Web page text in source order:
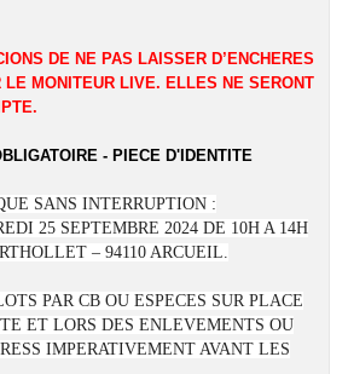
DE NE PAS LAISSER D’ENCHERES
LE MONITEUR LIVE. ELLES NE SERONT
- PIECE D'IDENTITE
SANS INTERRUPTION :
25 SEPTEMBRE 2024 DE 10H A 14H
– 94110 ARCUEIL.
PAR CB OU ESPECES SUR PLACE
ET LORS DES ENLEVEMENTS OU
IMPERATIVEMENT AVANT LES